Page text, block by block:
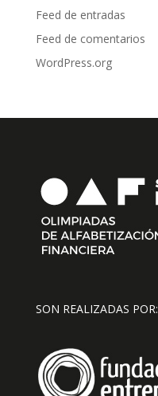
Feed de entradas
Feed de comentarios
WordPress.org
SON REALIZADAS POR: